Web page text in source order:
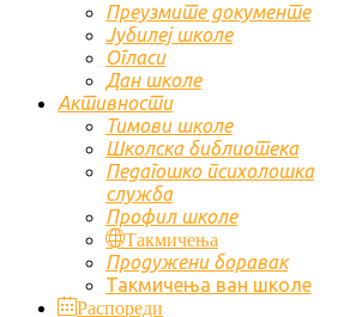
Преузмите документе
Јубилеј школе
Огласи
Дан школе
Активности
Тимови школе
Школска библиотека
Педагошко психолошка
служба
Профил школе
Такмичења
Продужени боравак
Такмичења ван школе
Распореди